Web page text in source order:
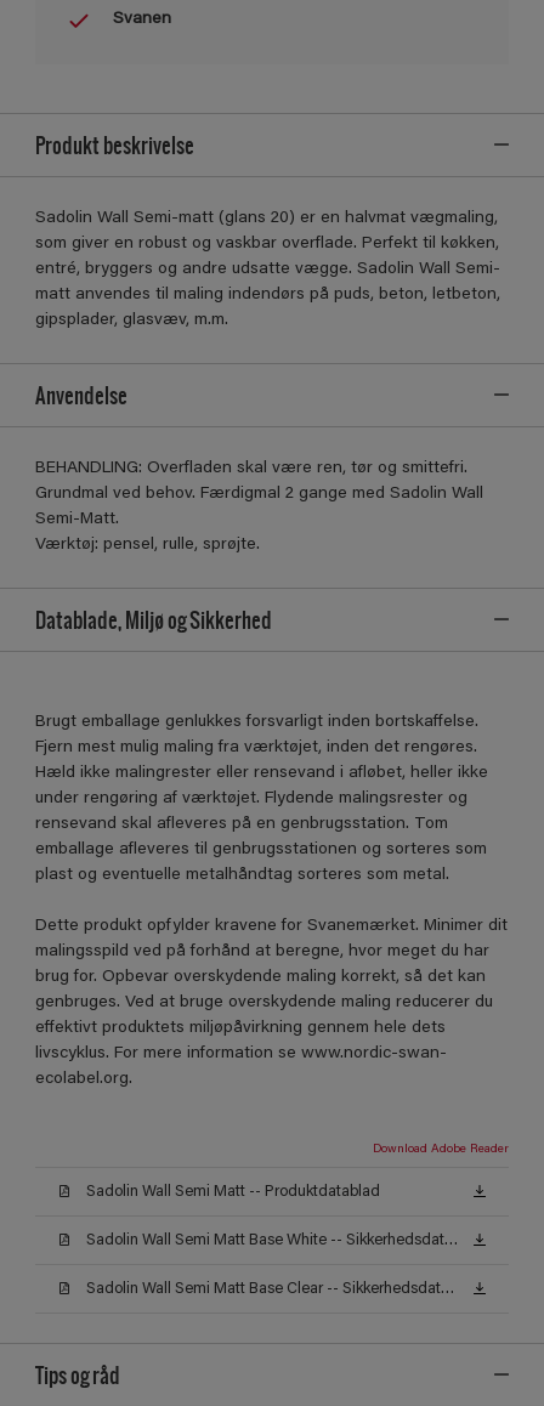
Svanen
Produkt beskrivelse
Sadolin Wall Semi-matt (glans 20) er en halvmat vægmaling,
som giver en robust og vaskbar overflade. Perfekt til køkken,
entré, bryggers og andre udsatte vægge. Sadolin Wall Semi-
matt anvendes til maling indendørs på puds, beton, letbeton,
gipsplader, glasvæv, m.m.
Anvendelse
BEHANDLING: Overfladen skal være ren, tør og smittefri.
Grundmal ved behov. Færdigmal 2 gange med Sadolin Wall
Semi-Matt.
Værktøj: pensel, rulle, sprøjte.
Datablade, Miljø og Sikkerhed
Brugt emballage genlukkes forsvarligt inden bortskaffelse.
Fjern mest mulig maling fra værktøjet, inden det rengøres.
Hæld ikke malingrester eller rensevand i afløbet, heller ikke
under rengøring af værktøjet. Flydende malingsrester og
rensevand skal afleveres på en genbrugsstation. Tom
emballage afleveres til genbrugsstationen og sorteres som
plast og eventuelle metalhåndtag sorteres som metal.
Dette produkt opfylder kravene for Svanemærket. Minimer dit
malingsspild ved på forhånd at beregne, hvor meget du har
brug for. Opbevar overskydende maling korrekt, så det kan
genbruges. Ved at bruge overskydende maling reducerer du
effektivt produktets miljøpåvirkning gennem hele dets
livscyklus. For mere information se www.nordic-swan-
ecolabel.org.
Download Adobe Reader
Sadolin Wall Semi Matt -- Produktdatablad
Sadolin Wall Semi Matt Base White -- Sikkerhedsdatablad
Sadolin Wall Semi Matt Base Clear -- Sikkerhedsdatablad
Tips og råd